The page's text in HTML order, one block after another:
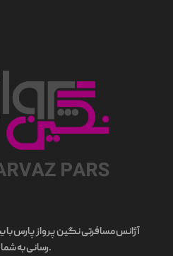
رسانی به شما مسافران همیشگی و جدید است.